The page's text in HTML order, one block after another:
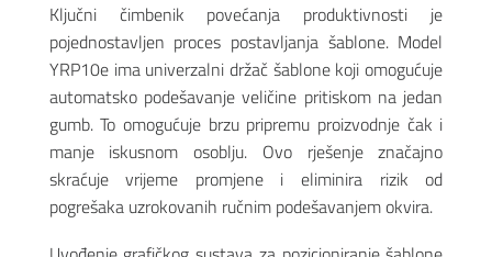
Ključni čimbenik povećanja produktivnosti je
pojednostavljen proces postavljanja šablone. Model
YRP10e ima univerzalni držač šablone koji omogućuje
automatsko podešavanje veličine pritiskom na jedan
gumb. To omogućuje brzu pripremu proizvodnje čak i
manje iskusnom osoblju. Ovo rješenje značajno
skraćuje vrijeme promjene i eliminira rizik od
pogrešaka uzrokovanih ručnim podešavanjem okvira.